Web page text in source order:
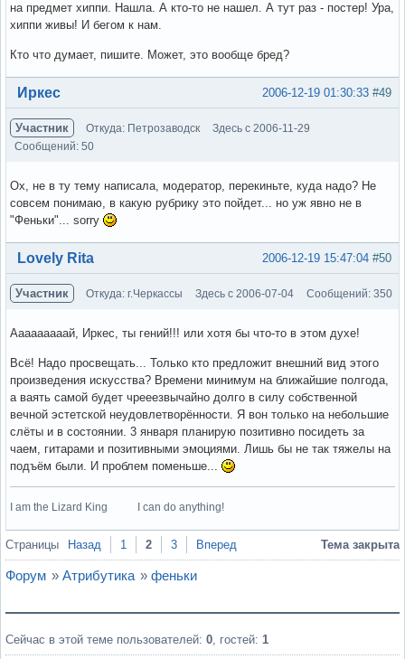
на предмет хиппи. Нашла. А кто-то не нашел. А тут раз - постер! Ура,
хиппи живы! И бегом к нам.
Кто что думает, пишите. Может, это вообще бред?
Вне форума #49
2006-12-19 01:30:33
Иркес
Участник Откуда: Петрозаводск
Здесь с 2006-11-29
Сообщений: 50
Ох, не в ту тему написала, модератор, перекиньте, куда надо? Не
совсем понимаю, в какую рубрику это пойдет... но уж явно не в
"Феньки"... sorry
Вне форума #50
2006-12-19 15:47:04
Lovely Rita
Участник Откуда: г.Черкассы Здесь с 2006-07-04 Сообщений: 350
Ааааааааай, Иркес, ты гений!!! или хотя бы что-то в этом духе!
Всё! Надо просвещать... Только кто предложит внешний вид этого
произведения искусства? Времени минимум на ближайшие полгода,
а ваять самой будет чрееезвычайно долго в силу собственной
вечной эстетской неудовлетворённости. Я вон только на небольшие
слёты и в состоянии. 3 января планирую позитивно посидеть за
чаем, гитарами и позитивными эмоциями. Лишь бы не так тяжелы на
подъём были. И проблем поменьше...
I am the Lizard King I can do anything!
Вне форума
Страницы Назад 1 2 3 Вперед Тема закрыта
Форум » Атрибутика » феньки
Сейчас в этой теме пользователей: 0, гостей: 1